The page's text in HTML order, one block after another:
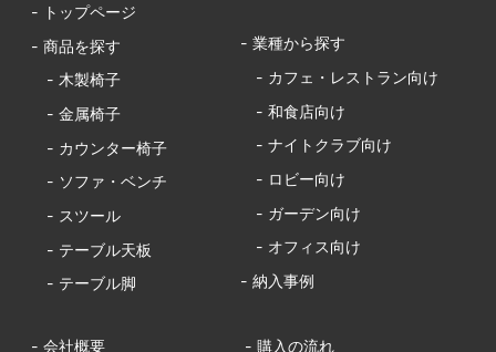
- トップページ
- 商品を探す
- 木製椅子
- 金属椅子
- カウンター椅子
- ソファ・ベンチ
- スツール
- テーブル天板
- テーブル脚
- 業種から探す
- カフェ・レストラン向け
- 和食店向け
- ナイトクラブ向け
- ロビー向け
- ガーデン向け
- オフィス向け
- 納入事例
- 会社概要 - 購入の流れ